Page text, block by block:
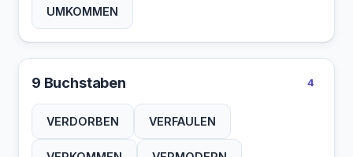
UMKOMMEN
9 Buchstaben 4
VERDORBEN VERFAULEN